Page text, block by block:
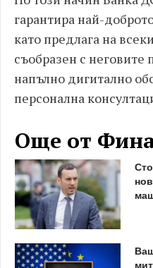
гарантира най-
като предлага на
съобразен с неговите
напълно дигитално
персонална
Още от